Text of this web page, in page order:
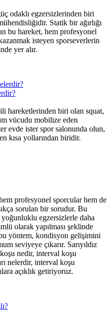
odaklı egzersizlerinden biri
Statik bir ağırlığı
bu hareket, hem profesyonel
isteyen sporseverlerin
yer alır.
hareketlerinden biri olan squat,
vücudu mobilize eden
evde ister spor salonunda olun,
kısa yollarından biridir.
profesyonel sporcular hem de
sorulan bir sorudur. Bu
egzersizlerle daha
olarak yapılması şeklinde
bu yöntem, kondisyon gelişimini
seviyeye çıkarır. Sarıyıldız
nedir, interval koşu
nelerdir, interval koşu
açıklık getiriyoruz.